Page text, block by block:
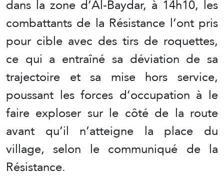
dans la zone d’Al-Baydar, à 14h10, les
combattants de la Résistance l’ont pris
pour cible avec des tirs de roquettes,
ce qui a entraîné sa déviation de sa
trajectoire et sa mise hors service,
poussant les forces d’occupation à le
faire exploser sur le côté de la route
avant qu’il n’atteigne la place du
village, selon le communiqué de la
Résistance.